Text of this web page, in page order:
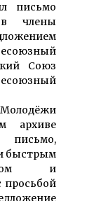
письмо
члены
Союз
архиве
быстрым
и
просьбой